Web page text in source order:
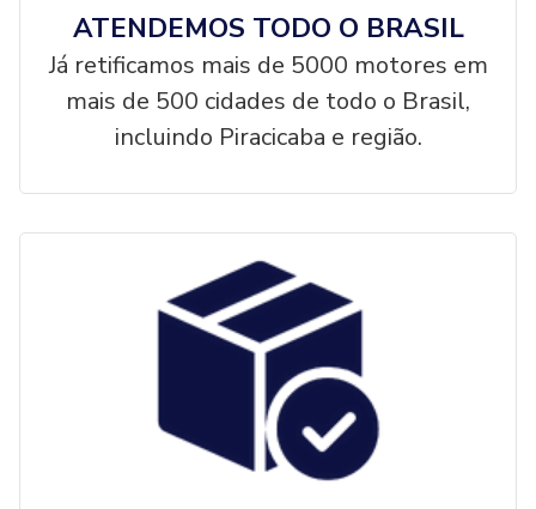
ATENDEMOS TODO O BRASIL
Já retificamos mais de 5000 motores em
mais de 500 cidades de todo o Brasil,
incluindo Piracicaba e região.